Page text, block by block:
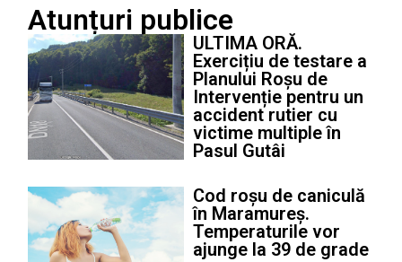
Atunțuri publice
ULTIMA ORĂ.
Exercițiu de testare a
Planului Roșu de
Intervenție pentru un
accident rutier cu
victime multiple în
Pasul Gutâi
Cod roșu de caniculă
în Maramureș.
Temperaturile vor
ajunge la 39 de grade